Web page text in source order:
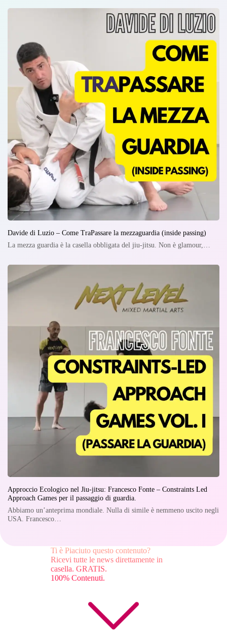
Davide di Luzio – Come TraPassare la mezzaguardia (inside passing)
La mezza guardia è la casella obbligata del jiu-jitsu. Non è glamour,…
Approccio Ecologico nel Jiu-jitsu: Francesco Fonte – Constraints Led
Approach Games per il passaggio di guardia.
Abbiamo un’anteprima mondiale. Nulla di simile è nemmeno uscito negli
USA. Francesco…
Ti è Piaciuto questo contenuto?
Ricevi tutte le news direttamente in
casella. GRATIS.
100% Contenuti.